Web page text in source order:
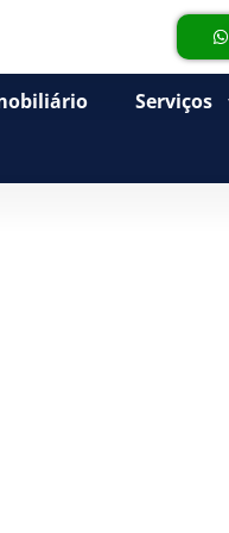
Serviços